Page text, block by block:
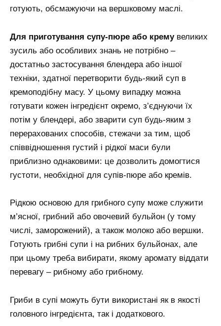
готують, обсмажуючи на вершковому маслі.
Для приготування супу-пюре або кремувеликих
зусиль або особливих знань не потрібно –
достатньо застосування блендера або іншої
техніки, здатної перетворити будь-який суп в
кремоподібну масу. У цьому випадку можна
готувати кожен інгредієнт окремо, з’єднуючи їх
потім у блендері, або зварити суп будь-яким з
перерахованих способів, стежачи за тим, щоб
співвідношення густий і рідкої маси були
приблизно однаковими: це дозволить домогтися
густоти, необхідної для супів-пюре або кремів.
Рідкою основою для грибного супу може служити
м’ясної, грибний або овочевий бульйон (у тому
числі, заморожений), а також молоко або вершки.
Готують грибні супи і на рибних бульйонах, але
при цьому треба вибирати, якому аромату віддати
перевагу – рибному або грибному.
Гриби в супі можуть бути використані як в якості
головного інгредієнта, так і додаткового.